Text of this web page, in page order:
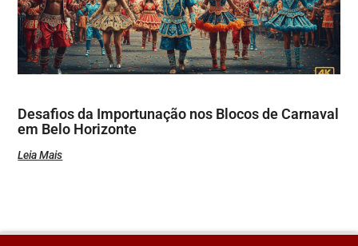
Desafios da Importunação nos Blocos de Carnaval
em Belo Horizonte
Leia Mais